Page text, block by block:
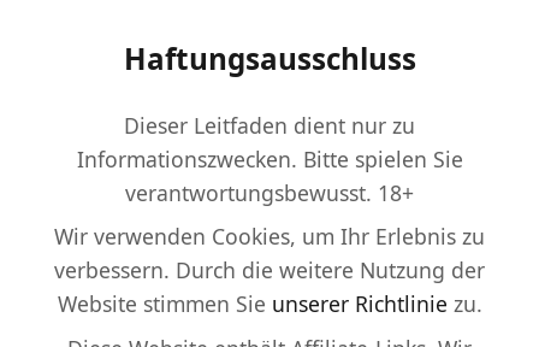
Haftungsausschluss
Dieser Leitfaden dient nur zu
Informationszwecken. Bitte spielen Sie
verantwortungsbewusst. 18+
Wir verwenden Cookies, um Ihr Erlebnis zu
verbessern. Durch die weitere Nutzung der
Website stimmen Sie unserer Richtlinie zu.